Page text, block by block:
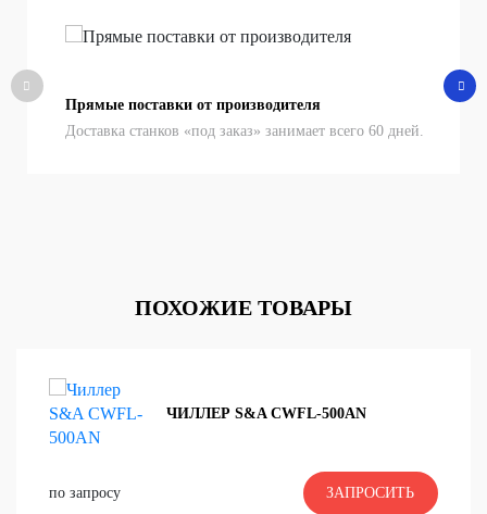
Прямые поставки от производителя
Доставка станков «под заказ» занимает всего 60 дней.
ПОХОЖИЕ ТОВАРЫ
ЧИЛЛЕР S&A CWFL-500AN
по запросу ЗАПРОСИТЬ